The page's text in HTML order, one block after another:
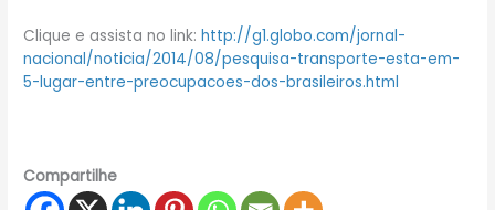
Clique e assista no link:http://g1.globo.com/jornal-
nacional/noticia/2014/08/pesquisa-transporte-esta-em-
5-lugar-entre-preocupacoes-dos-brasileiros.html
Compartilhe